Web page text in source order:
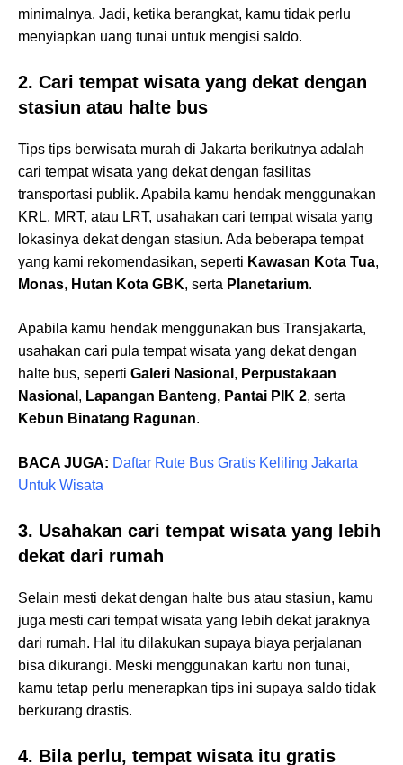
minimalnya. Jadi, ketika berangkat, kamu tidak perlu
menyiapkan uang tunai untuk mengisi saldo.
2. Cari tempat wisata yang dekat dengan
stasiun atau halte bus
Tips tips berwisata murah di Jakarta berikutnya adalah
cari tempat wisata yang dekat dengan fasilitas
transportasi publik. Apabila kamu hendak menggunakan
KRL, MRT, atau LRT, usahakan cari tempat wisata yang
lokasinya dekat dengan stasiun. Ada beberapa tempat
yang kami rekomendasikan, seperti Kawasan Kota Tua,
Monas, Hutan Kota GBK, serta Planetarium.
Apabila kamu hendak menggunakan bus Transjakarta,
usahakan cari pula tempat wisata yang dekat dengan
halte bus, seperti Galeri Nasional , Perpustakaan
Nasional , Lapangan Banteng, Pantai PIK 2, serta
Kebun Binatang Ragunan.
BACA JUGA: Daftar Rute Bus Gratis Keliling Jakarta
Untuk Wisata
3. Usahakan cari tempat wisata yang lebih
dekat dari rumah
Selain mesti dekat dengan halte bus atau stasiun, kamu
juga mesti cari tempat wisata yang lebih dekat jaraknya
dari rumah. Hal itu dilakukan supaya biaya perjalanan
bisa dikurangi. Meski menggunakan kartu non tunai,
kamu tetap perlu menerapkan tips ini supaya saldo tidak
berkurang drastis.
4. Bila perlu, tempat wisata itu gratis